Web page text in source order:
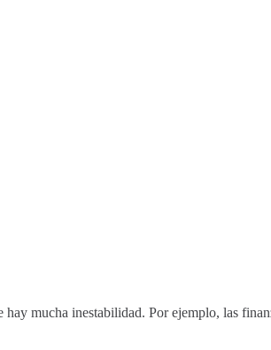
mucha inestabilidad. Por ejemplo, las